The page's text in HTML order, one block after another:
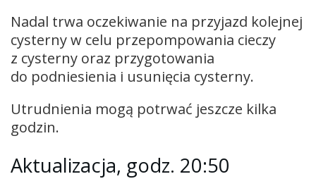
Nadal trwa oczekiwanie na przyjazd kolejnej
cysterny w celu przepompowania cieczy
z cysterny oraz przygotowania
do podniesienia i usunięcia cysterny.
Utrudnienia mogą potrwać jeszcze kilka
godzin.
Aktualizacja, godz. 20:50